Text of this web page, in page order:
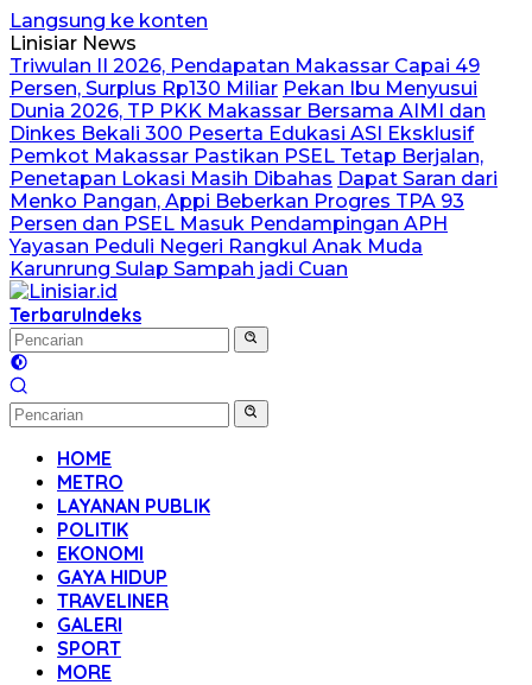
Langsung ke konten
Linisiar News
Triwulan II 2026, Pendapatan Makassar Capai 49
Persen, Surplus Rp130 Miliar Pekan Ibu Menyusui
Dunia 2026, TP PKK Makassar Bersama AIMI dan
Dinkes Bekali 300 Peserta Edukasi ASI Eksklusif
Pemkot Makassar Pastikan PSEL Tetap Berjalan,
Penetapan Lokasi Masih Dibahas Dapat Saran dari
Menko Pangan, Appi Beberkan Progres TPA 93
Persen dan PSEL Masuk Pendampingan APH
Yayasan Peduli Negeri Rangkul Anak Muda
Karunrung Sulap Sampah jadi Cuan
TerbaruIndeks
HOME
METRO
LAYANAN PUBLIK
POLITIK
EKONOMI
GAYA HIDUP
TRAVELINER
GALERI
SPORT
MORE